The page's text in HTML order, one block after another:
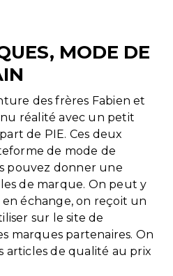
MODE DE
des frères Fabien et
réalité avec un petit
de PIE. Ces deux
de mode de
pouvez donner une
de marque. On peut y
échange, on reçoit un
sur le site de
marques partenaires. On
articles de qualité au prix